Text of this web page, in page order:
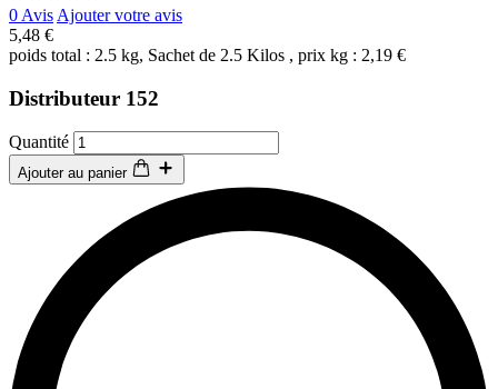
0 Avis Ajouter votre avis
5,48 €
poids total : 2.5 kg, Sachet de 2.5 Kilos , prix kg : 2,19 €
Distributeur 152
Quantité
Ajouter au panier